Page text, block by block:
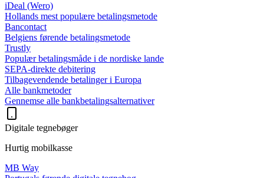
iDeal (Wero)
Hollands mest populære betalingsmetode
Bancontact
Belgiens førende betalingsmetode
Trustly
Populær betalingsmåde i de nordiske lande
SEPA-direkte debitering
Tilbagevendende betalinger i Europa
Alle bankmetoder
Gennemse alle bankbetalingsalternativer
Digitale tegnebøger
Hurtig mobilkasse
MB Way